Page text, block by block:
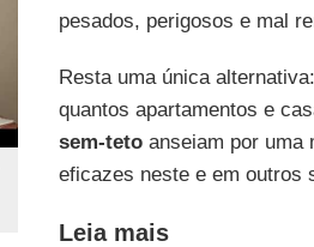
pesados, perigosos e mal
Resta uma única alternativa:
quantos apartamentos e
sem-tetoanseiam por uma
eficazes neste e em outros
Leia mais